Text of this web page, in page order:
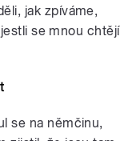
jak zpíváme,
se mnou chtějí
se na němčinu,